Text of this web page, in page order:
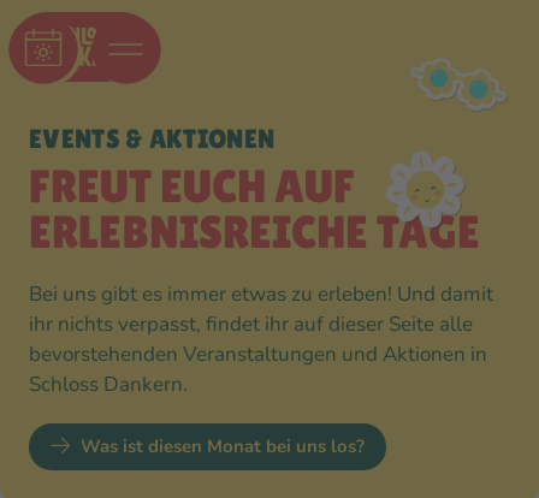
EVENTS & AKTIONEN
FREUT EUCH AUF
ERLEBNIS­REICHE TAGE
Bei uns gibt es immer etwas zu erleben! Und damit
ihr nichts verpasst, findet ihr auf dieser Seite alle
bevorstehenden Veranstaltungen und Aktionen in
Schloss Dankern.
Was ist diesen Monat bei uns los?